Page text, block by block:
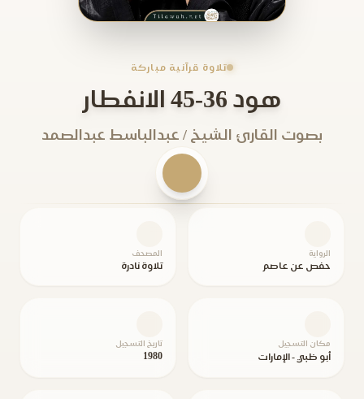
تلاوة قرآنية مباركة
هود 36-45 الانفطار
بصوت القارئ الشيخ / عبدالباسط عبدالصمد
الرواية
حفص عن عاصم
المصحف
تلاوة نادرة
مكان التسجيل
أبو ظبي - الإمارات
تاريخ التسجيل
1980